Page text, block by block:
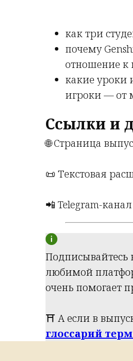
как три
почему
отношение к
какие уроки
игроки — от
Ссылки и
🌐 Страница
📜 Текстовая
📲 Telegram-
Подписывайтесь
любимой
очень помогает
⛩️ А если в
глоссарий